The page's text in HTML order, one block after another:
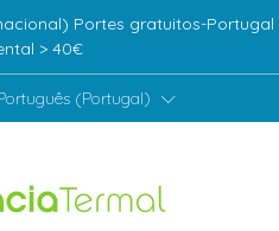
Portes gratuitos-Portugal
> 40€
(Portugal)